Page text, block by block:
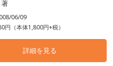
06/09
円（本体1,800円+税）
詳細を見る